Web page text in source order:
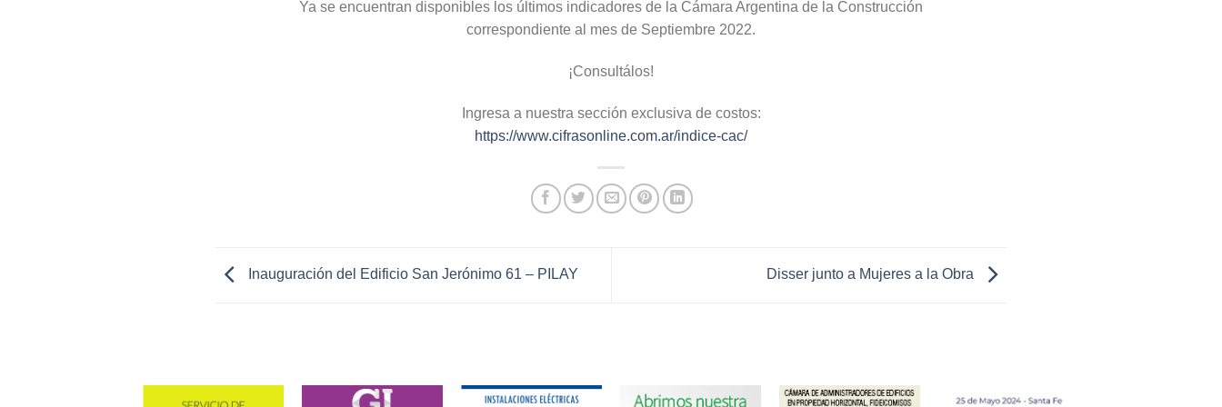
Ya se encuentran disponibles los últimos indicadores de la Cámara Argentina de la Construcción
correspondiente al mes de Septiembre 2022.
¡Consultálos!
Ingresa a nuestra sección exclusiva de costos:
https://www.cifrasonline.com.ar/indice-cac/
Inauguración del Edificio San Jerónimo 61 – PILAY Disser junto a Mujeres a la Obra